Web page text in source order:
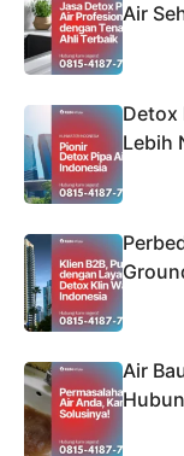
Air
Detox
Lebih
Air